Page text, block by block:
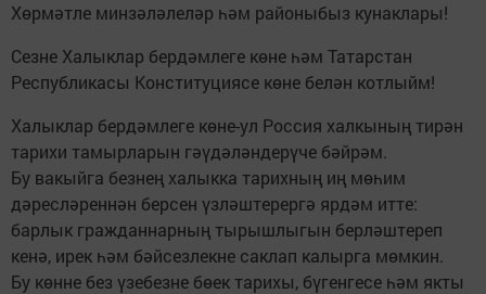
Хөрмәтле минзәләлеләр һәм районыбыз кунаклары!
Сезне Халыклар бердәмлеге көне һәм Татарстан
Республикасы Конституциясе көне белән котлыйм!
Халыклар бердәмлеге көне-ул Россия халкының тирән
тарихи тамырларын гәүдәләндерүче бәйрәм.
Бу вакыйга безнең халыкка тарихның иң мөһим
дәресләреннән берсен үзләштерергә ярдәм итте:
барлык гражданнарның тырышлыгын берләштереп
кенә, ирек һәм бәйсезлекне саклап калырга мөмкин.
Бу көнне без үзебезне бөек тарихы, бүгенгесе һәм якты